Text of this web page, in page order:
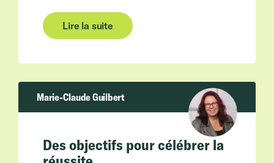
Lire la suite
Marie-Claude Guilbert
Des objectifs pour célébrer la